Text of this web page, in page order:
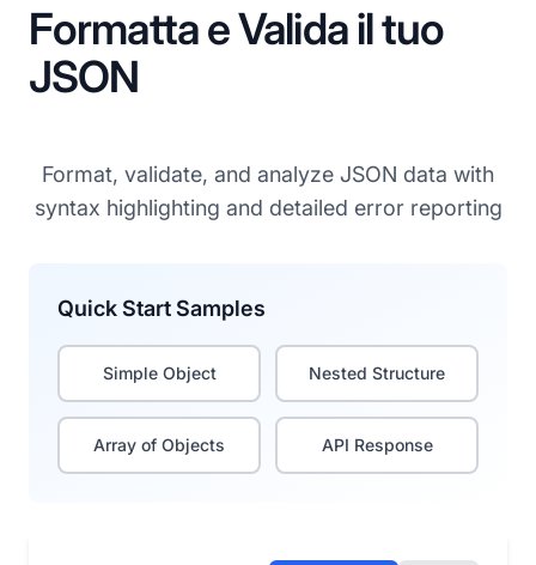
Formatta e Valida il tuo
JSON
Format, validate, and analyze JSON data with
syntax highlighting and detailed error reporting
Quick Start Samples
Simple Object Nested Structure
Array of Objects API Response